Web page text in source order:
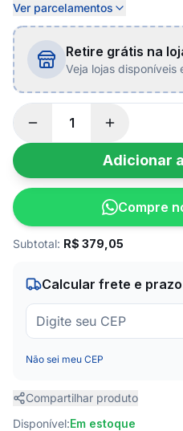
Ver parcelamentos
Retire grátis na
Veja lojas disponíveis
Adicionar
Compre
Subtotal: R$ 379,05
Calcular frete e prazo
Não sei meu CEP
Compartilhar produto
Disponível:Em estoque